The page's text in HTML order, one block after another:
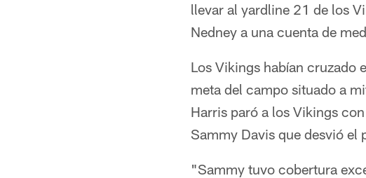
llevar al yardline 21 de los
Nedney a una cuenta de
Los Vikings habían cruzado
meta del campo situado a
Harris paró a los Vikings
Sammy Davis que desvió el
"Sammy tuvo cobertura